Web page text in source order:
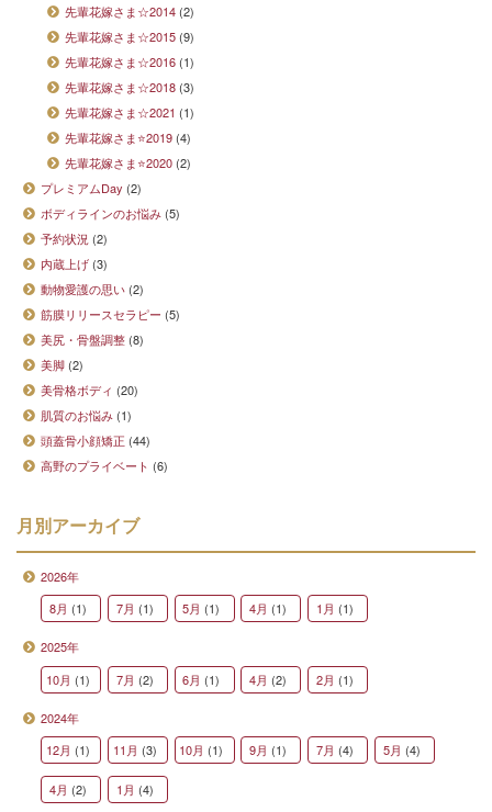
先輩花嫁さま☆2014 (2)
先輩花嫁さま☆2015 (9)
先輩花嫁さま☆2016 (1)
先輩花嫁さま☆2018 (3)
先輩花嫁さま☆2021 (1)
先輩花嫁さま⭐2019 (4)
先輩花嫁さま⭐2020 (2)
プレミアムDay (2)
ボディラインのお悩み (5)
予約状況 (2)
内蔵上げ (3)
動物愛護の思い (2)
筋膜リリースセラピー (5)
美尻・骨盤調整 (8)
美脚 (2)
美骨格ボディ (20)
肌質のお悩み (1)
頭蓋骨小顔矯正 (44)
高野のプライベート (6)
月別アーカイブ
2026年
8月 (1) 7月 (1) 5月 (1) 4月 (1) 1月 (1)
2025年
10月 (1) 7月 (2) 6月 (1) 4月 (2) 2月 (1)
2024年
12月 (1) 11月 (3) 10月 (1) 9月 (1) 7月 (4) 5月 (4)
4月 (2) 1月 (4)